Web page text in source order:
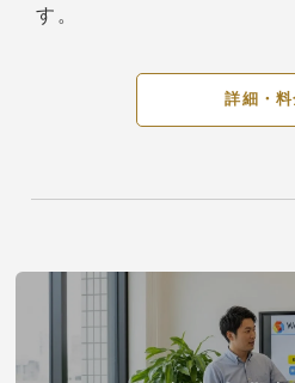
す。
詳細・料